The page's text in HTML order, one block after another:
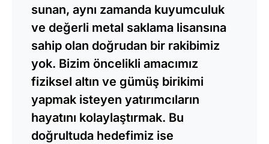
sunan, aynı zamanda kuyumculuk
ve değerli metal saklama lisansına
sahip olan doğrudan bir rakibimiz
yok. Bizim öncelikli amacımız
fiziksel altın ve gümüş birikimi
yapmak isteyen yatırımcıların
hayatını kolaylaştırmak. Bu
doğrultuda hedefimiz ise